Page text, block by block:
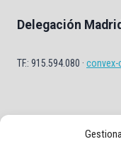
Delegación
TF.: 915.594.080 · convex-